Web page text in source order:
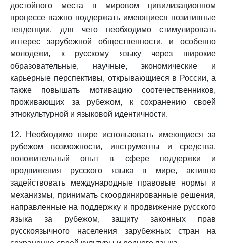
достойного места в мировом цивилизационном
процессе важно поддержать имеющиеся позитивные
тенденции, для чего необходимо стимулировать
интерес зарубежной общественности, и особенно
молодежи, к русскому языку через широкие
образовательные, научные, экономические и
карьерные перспективы, открывающиеся в России, а
также повышать мотивацию соотечественников,
проживающих за рубежом, к сохранению своей
этнокультурной и языковой идентичности.
12. Необходимо шире использовать имеющиеся за
рубежом возможности, инструменты и средства,
положительный опыт в сфере поддержки и
продвижения русского языка в мире, активно
задействовать международные правовые нормы и
механизмы, принимать скоординированные решения,
направленные на поддержку и продвижение русского
языка за рубежом, защиту законных прав
русскоязычного населения зарубежных стран на